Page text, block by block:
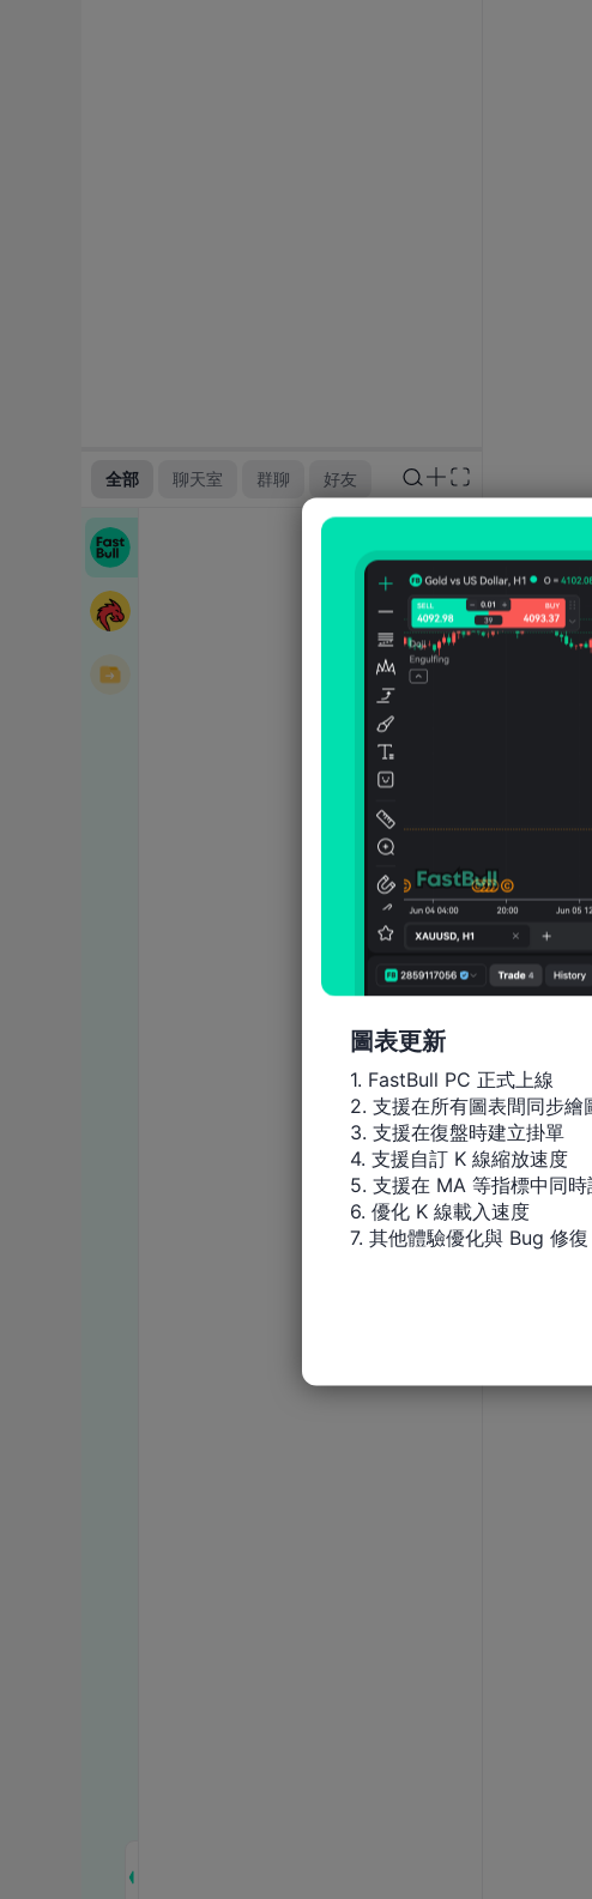
圖表更新
1. FastBull PC 正式上線
2. 支援在所有圖表間同步
3. 支援在復盤時建立掛單
4. 支援自訂 K 線縮放速度
5. 支援在 MA 等指標中同
6. 優化 K 線載入速度
7. 其他體驗優化與 Bug 修復